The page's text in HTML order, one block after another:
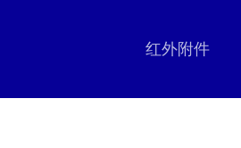
红外附件